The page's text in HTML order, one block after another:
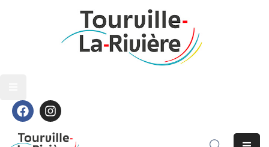
Découvrir
Grandir
S’épanouir
Grandir
S’épanouir